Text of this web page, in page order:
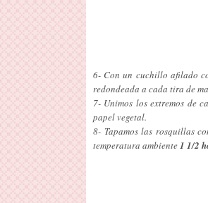
6- Con un cuchillo afilado
redondeada a cada tira de
7- Unimos los extremos
papel vegetal.
8- Tapamos las rosquillas
temperatura ambiente1 1/2